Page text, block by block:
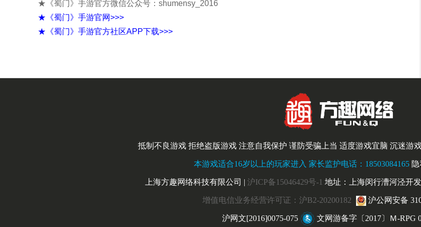
★《蜀门》手游官方微信公众号：shumensy_2016
★《蜀门》手游官网>>>
★《蜀门》手游官方社区APP下载>>>
抵制不良游戏 拒绝盗版游戏 注意自我保护 谨防受骗上当 适度游戏宜脑 沉迷游
本游戏适合16岁以上的玩家进入 家长监护电话：18503084165
上海方趣网络科技有限公司 | 沪ICP备15046429号-1 地址：上海闵行漕河泾开
增值电信业务经营许可证：沪B2-20200182 沪公网安备
沪网文[2016]0075-075 文网游备字〔2017〕Ｍ-RPG